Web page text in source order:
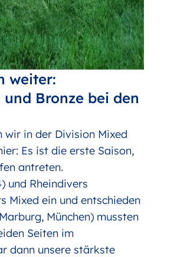
weiter:
Bronze bei den
wir in der Division Mixed
Es ist die erste Saison,
antreten.
und Rheindivers
Mixed ein und entschieden
München) mussten
Seiten im
dann unsere stärkste